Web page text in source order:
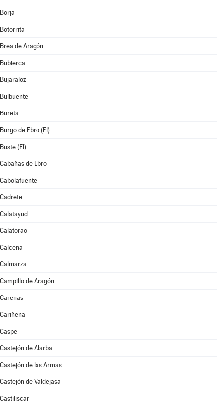
Borja
Botorrita
Brea de Aragón
Bubierca
Bujaraloz
Bulbuente
Bureta
Burgo de Ebro (El)
Buste (El)
Cabañas de Ebro
Cabolafuente
Cadrete
Calatayud
Calatorao
Calcena
Calmarza
Campillo de Aragón
Carenas
Cariñena
Caspe
Castejón de Alarba
Castejón de las Armas
Castejón de Valdejasa
Castiliscar